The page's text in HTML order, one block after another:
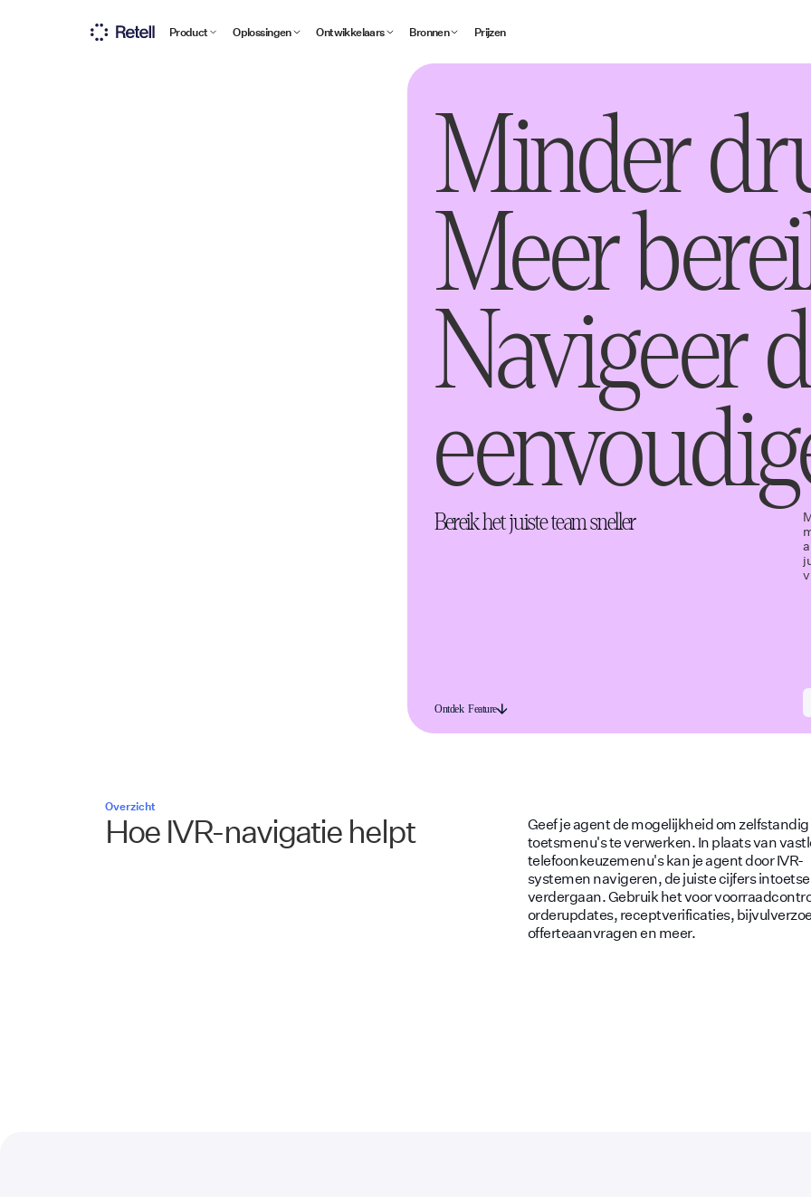
Product Oplossingen Ontwikkelaars Bronnen Prijzen
Minder
Meer
Navigeer
Bereik het juiste team sneller
Ontdek Feature
Overzicht
Hoe IVR-navigatie helpt
Geef je agent de mogelijkheid om zelfstandig
toetsmenu's te verwerken. In plaats van
telefoonkeuzemenu's kan je agent door IVR-
systemen navigeren, de juiste cijfers
verdergaan. Gebruik het voor
orderupdates, receptverificaties,
offerteaanvragen en meer.